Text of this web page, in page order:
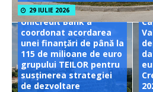
29 IULIE 2026
UniCredit Bank a
coordonat acordarea
unei finanțări de până la
115 de milioane de euro
grupului TEILOR pentru
susținerea strategiei
de dezvoltare